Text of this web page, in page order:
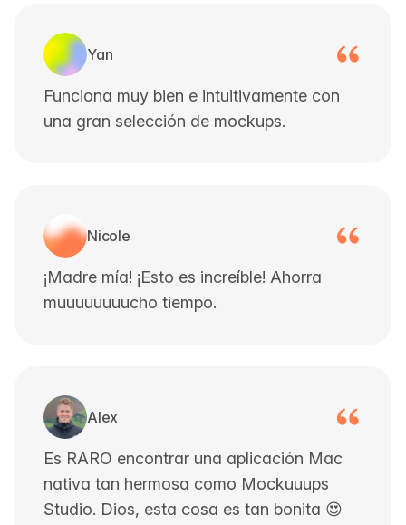
Yan
Funciona muy bien e intuitivamente con
una gran selección de mockups.
Nicole
¡Madre mía! ¡Esto es increíble! Ahorra
muuuuuuuucho tiempo.
Alex
Es RARO encontrar una aplicación Mac
nativa tan hermosa como Mockuuups
Studio. Dios, esta cosa es tan bonita 😍